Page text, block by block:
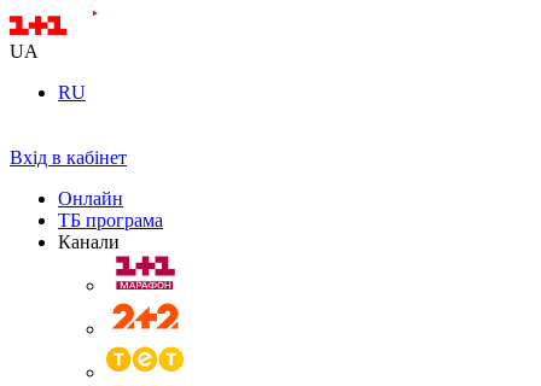
UA
RU
Вхід в кабінет
Онлайн
ТБ програма
Канали